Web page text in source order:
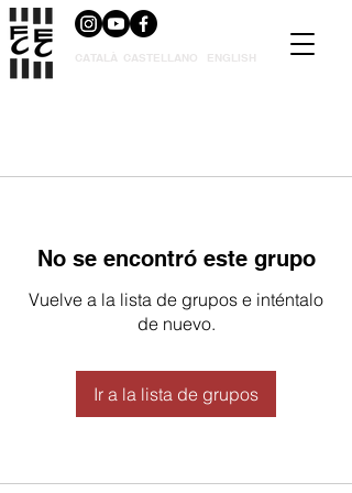
CATALÀ CASTELLANO ENGLISH
No se encontró este grupo
Vuelve a la lista de grupos e inténtalo
de nuevo.
Ir a la lista de grupos